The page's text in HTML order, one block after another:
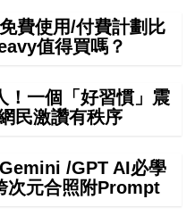
費使用/付費計劃比
值得買嗎？
！一個「好習慣」震
民激讚有秩序
/GPT AI必學
次元合照附Prompt